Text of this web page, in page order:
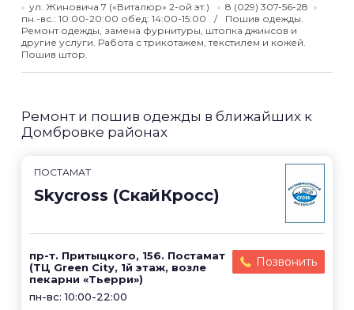
ул. Жиновича 7 («Виталюр» 2-ой эт.)
8 (029) 307-56-28
пн.-вс.: 10:00-20:00 обед: 14:00-15:00
Пошив одежды.
Ремонт одежды, замена фурнитуры, штопка джинсов и
другие услуги. Работа с трикотажем, текстилем и кожей.
Пошив штор.
Ремонт и пошив одежды в ближайших к
Домбровке районах
ПОСТАМАТ
Skycross (СкайКросс)
пр-т. Притыцкого, 156. Постамат
(ТЦ Green City, 1й этаж, возле
пекарни «Тьерри»)
пн-вс: 10:00-22:00
Позвонить